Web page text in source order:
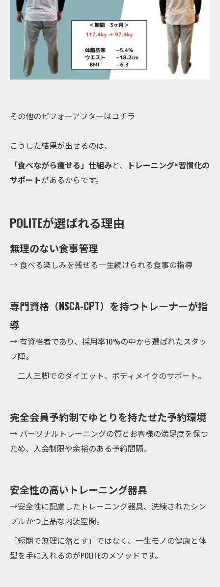
その他のビフォーアフターはコチラ
こうした結果が出せるのは、
「食べながら痩せる」仕組みと、 トレーニング×習慣化の
サポートがあるからです。
POLITEが選ばれる理由
無理のない食事管理
→ 食べる楽しみを残せる一生続けられる食事の指導
専門資格（NSCA-CPT）を持つトレーナーが指
導
→ 有資格者であり、採用率10%の中から選ばれたスタッ
フ陣。
二人三脚でのダイエット、ボディメイクのサポート。
完全会員予約制でゆとりを持たせた予約環境
→ パーソナルトレーニングの質とお客様の満足度を保つ
ため、入会制限や余裕のある予約間隔。
安全性の高いトレーニング器具
→安全性に配慮したトレーニング器具、洗練されたシン
プルかつ上品な内装空間。
「短期で無理に落とす」ではなく、一生モノの健康と体
型を手に入れるのがPOLITEのメソッドです。